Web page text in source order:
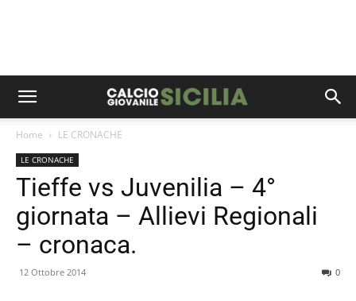
Home LE CRONACHE
LE CRONACHE
Tieffe vs Juvenilia – 4°
giornata – Allievi Regionali
– cronaca.
12 Ottobre 2014 0